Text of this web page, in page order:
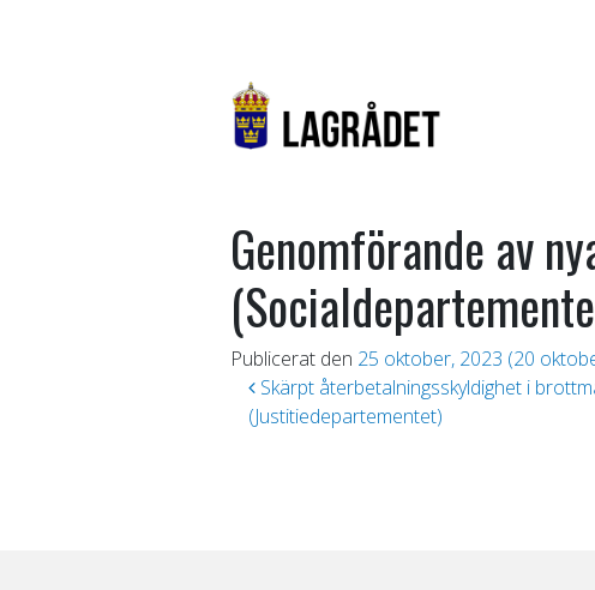
Genomförande av
Publicerat den 25 oktober, 2023 (20
Inläggsnavigering
Skärpt återbetalningsskyldighet i
(Justitiedepartementet)